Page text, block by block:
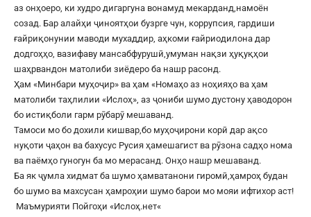
аз онҳоеро, ки худро дигаргуна вонамуд мекарданд,намоён
созад. Бар алайҳи ҷиноятҳои бузрге чун, коррупсия, гардиши
ғайриқонунии маводи мухаддир, аҳкоми ғайриодилона дар
додгоҳҳо, вазифаву мансабфурушӣ,умуман нақзи ҳуқуқҳои
шаҳрвандон матолиби зиёдеро ба нашр расонд.
Ҳам «Минбари муҳоҷир» ва ҳам «Номаҳо аз ноҳияҳо ва ҳам
матолиби таҳлилии «Ислоҳ», аз ҷониби шумо дустону ҳаводорон
бо истиқболи гарм рӯбарӯ мешаванд.
Тамоси мо бо дохили кишвар,бо муҳоҷирони корӣ дар ақсо
нуқоти ҷаҳон ва бахусус Русия ҳамешагист ва рӯзона садҳо нома
ва паёмҳо гуногун ба мо мерасанд. Онҳо нашр мешаванд.
Ба як ҷумла хидмат ба шумо ҳамватанони гиромӣ,ҳамроҳ будан
бо шумо ва махсусан ҳамроҳии шумо барои мо мояи ифтихор аст!
Маъмурияти Пойгоҳи «Ислоҳ.нет«